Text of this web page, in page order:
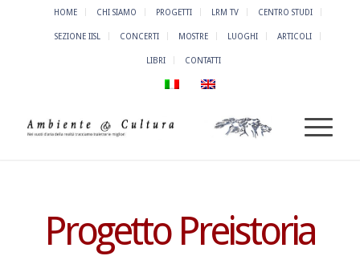
HOME CHI SIAMO PROGETTI LRM TV CENTRO STUDI
SEZIONE IISL CONCERTI MOSTRE LUOGHI ARTICOLI
LIBRI CONTATTI
Progetto Preistoria